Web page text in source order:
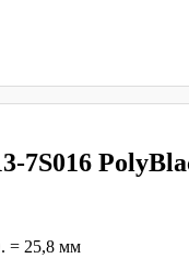
7S016
= 25,8 мм